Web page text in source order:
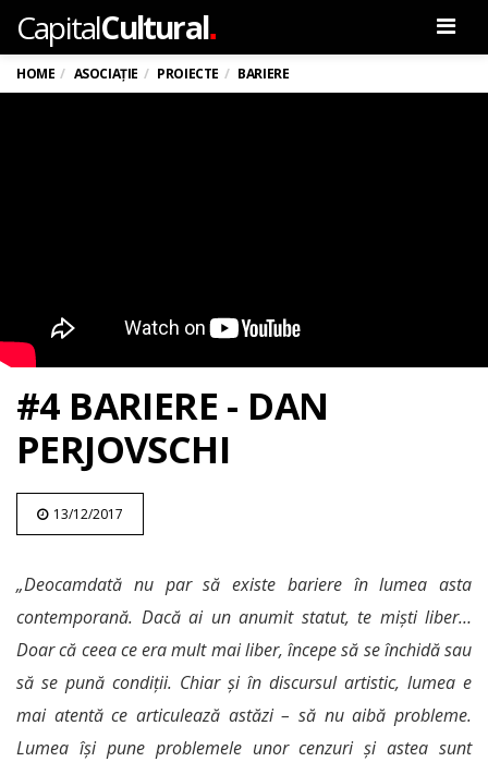
CapitalCultural.
HOME ASOCIAȚIE PROIECTE BARIERE
#4 BARIERE - DAN
PERJOVSCHI
13/12/2017
„Deocamdată nu par să existe bariere în lumea asta
contemporană. Dacă ai un anumit statut, te miști liber…
Doar că ceea ce era mult mai liber, începe să se închidă sau
să se pună condiții. Chiar și în discursul artistic, lumea e
mai atentă ce articulează astăzi – să nu aibă probleme.
Lumea își pune problemele unor cenzuri și astea sunt